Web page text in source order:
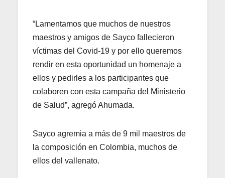
“Lamentamos que muchos de nuestros
maestros y amigos de Sayco fallecieron
víctimas del Covid-19 y por ello queremos
rendir en esta oportunidad un homenaje a
ellos y pedirles a los participantes que
colaboren con esta campaña del Ministerio
de Salud”, agregó Ahumada.
Sayco agremia a más de 9 mil maestros de
la composición en Colombia, muchos de
ellos del vallenato.